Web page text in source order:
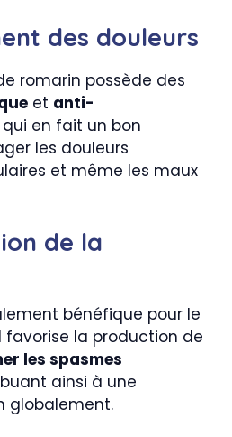
des douleurs
romarin possède des
et anti-
qui en fait un bon
les douleurs
et même les maux
de la
bénéfique pour le
favorise la production de
les spasmes
ainsi à une
globalement.